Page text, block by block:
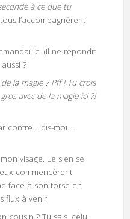
à ce que tu
l’accompagnèrent
je. (Il ne répondit
?
la magie ? Pff ! Tu crois
avec de la magie ici ?!
contre… dis-moi…
visage. Le sien se
commencèrent
face à son torse en
flux à venir.